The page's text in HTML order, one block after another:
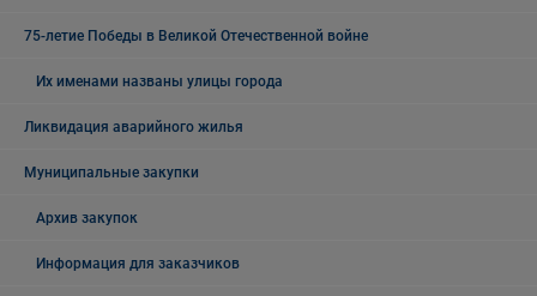
75-летие Победы в Великой Отечественной войне
Их именами названы улицы города
Ликвидация аварийного жилья
Муниципальные закупки
Архив закупок
Информация для заказчиков